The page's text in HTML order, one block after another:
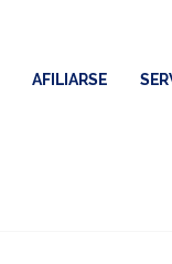
AFILIARSE